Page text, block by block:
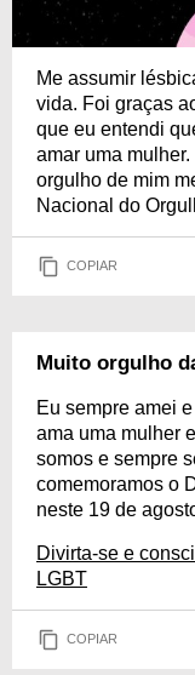
Me assumir
vida. Foi graças
que eu entendi
amar uma
orgulho de mim
Nacional do
COPIAR
Muito orgulho
Eu sempre amei
ama uma mulher
somos e sempre
comemoramos o
neste 19 de
Divirta-se e
LGBT
COPIAR